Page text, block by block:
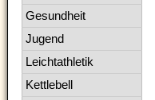
Gesundheit
Jugend
Leichtathletik
Kettlebell